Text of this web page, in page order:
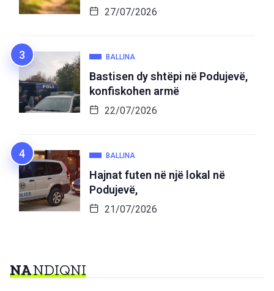
27/07/2026
BALLINA
Bastisen dy shtëpi në Podujevë,
konfiskohen armë
22/07/2026
BALLINA
Hajnat futen në një lokal në
Podujevë,
21/07/2026
NANDIQNI